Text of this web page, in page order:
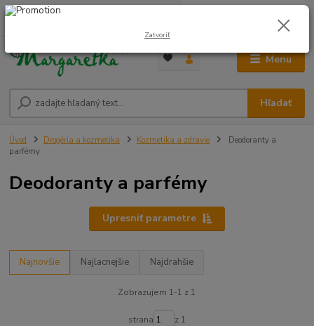
Menu
Hľadať
0948 236 042
0,00 €
Úvod Drogéria a kozmetika Kozmetika a zdravie
Deodoranty a
parfémy
Deodoranty a parfémy
Upresniť parametre
Najnovšie Najlacnejšie Najdrahšie
Zobrazujem 1-1 z 1
strana z 1
Zatvoriť